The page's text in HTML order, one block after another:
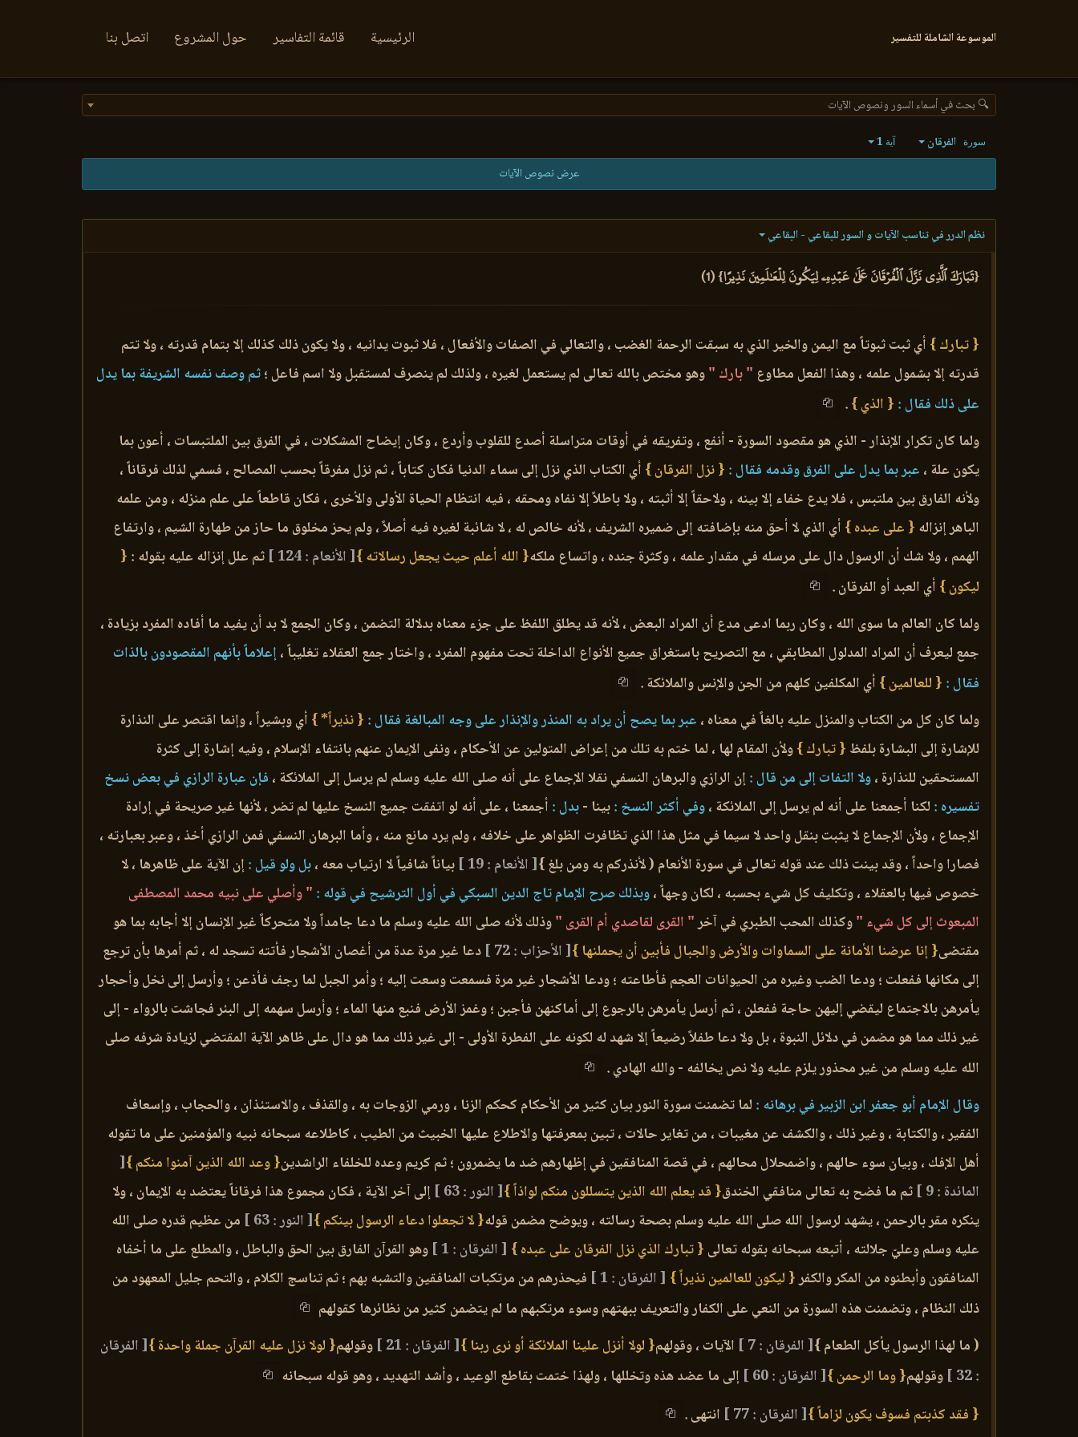
الموسوعة الشاملة للتفسير الرئيسية قائمة التفاسير حول المشروع اتصل بنا
🔍 بحث في أسماء السور ونصوص الآيات
سورة الفرقان آية 1
عرض نصوص الآيات
نظم الدرر في تناسب الآيات و السور للبقاعي - البقاعي
{تَبَارَكَ ٱلَّذِي نَزَّلَ ٱلۡفُرۡقَانَ عَلَىٰ عَبۡدِهِۦ لِيَكُونَ لِلۡعَٰلَمِينَ نَذِيرًا} (1)
{ تبارك } أي ثبت ثبوتاً مع اليمن والخير الذي به سبقت الرحمة الغضب ، والتعالي في الصفات والأفعال ، فلا ثبوت يدانيه ، ولا يكون ذلك كذلك إلا بتمام قدرته ، ولا تتم
قدرته إلا بشمول علمه ، وهذا الفعل مطاوع " بارك "وهو مختص بالله تعالى لم يستعمل لغيره ، ولذلك لم ينصرف لمستقبل ولا اسم فاعل ؛ثم وصف نفسه الشريفة بما يدل
على ذلك فقال : { الذي }.
ولما كان تكرار الإنذار - الذي هو مقصود السورة - أنفع ، وتفريقه في أوقات متراسلة أصدع للقلوب وأردع ، وكان إيضاح المشكلات ، في الفرق بين الملتبسات ، أعون بما
يكون علة ، عبر بما يدل على الفرق وقدمه فقال : { نزل الفرقان } أي الكتاب الذي نزل إلى سماء الدنيا فكان كتاباً ، ثم نزل مفرقاً بحسب المصالح ، فسمي لذلك فرقاناً ،
ولأنه الفارق بين ملتبس ، فلا يدع خفاء إلا بينه ، ولاحقاً إلا أثبته ، ولا باطلاً إلا نفاه ومحقه ، فيه انتظام الحياة الأولى والأخرى ، فكان قاطعاً على علم منزله ، ومن علمه
الباهر إنزاله { على عبده } أي الذي لا أحق منه بإضافته إلى ضميره الشريف ، لأنه خالص له ، لا شائبة لغيره فيه أصلاً ، ولم يحز مخلوق ما حاز من طهارة الشيم ، وارتفاع
الهمم ، ولا شك أن الرسول دال على مرسله في مقدار علمه ، وكثرة جنده ، واتساع ملكه{ الله أعلم حيث يجعل رسالاته }[ الأنعام : 124 ] ثم علل إنزاله عليه بقوله : {
ليكون } أي العبد أو الفرقان .
ولما كان العالم ما سوى الله ، وكان ربما ادعى مدع أن المراد البعض ، لأنه قد يطلق اللفظ على جزء معناه بدلالة التضمن ، وكان الجمع لا بد أن يفيد ما أفاده المفرد بزيادة ،
جمع ليعرف أن المراد المدلول المطابقي ، مع التصريح باستغراق جميع الأنواع الداخلة تحت مفهوم المفرد ، واختار جمع العقلاء تغليباً ،إعلاماً بأنهم المقصودون بالذات
فقال : { للعالمين } أي المكلفين كلهم من الجن والإنس والملائكة .
ولما كان كل من الكتاب والمنزل عليه بالغاً في معناه ، عبر بما يصح أن يراد به المنذر والإنذار على وجه المبالغة فقال : { نذيراً* } أي وبشيراً ، وإنما اقتصر على النذارة
للإشارة إلى البشارة بلفظ{ تبارك }ولأن المقام لها ، لما ختم به تلك من إعراض المتولين عن الأحكام ، ونفى الإيمان عنهم بانتفاء الإسلام ، وفيه إشارة إلى كثرة
المستحقين للنذارة ،ولا التفات إلى من قال :إن الرازي والبرهان النسفي نقلا الإجماع على أنه صلى الله عليه وسلم لم يرسل إلى الملائكة ، فإن عبارة الرازي في بعض نسخ
تفسيره : لكنا أجمعنا على أنه لم يرسل إلى الملائكة ،وفي أكثر النسخ :بينا -بدل : أجمعنا ، على أنه لو اتفقت جميع النسخ عليها لم تضر ، لأنها غير صريحة في إرادة
الإجماع ، ولأن الإجماع لا يثبت بنقل واحد لا سيما في مثل هذا الذي تظافرت الظواهر على خلافه ، ولم يرد مانع منه ، وأما البرهان النسفي فمن الرازي أخذ ، وعبر بعبارته ،
فصارا واحداً ، وقد بينت ذلك عند قوله تعالى في سورة الأنعام ( لأنذركم به ومن بلغ }[ الأنعام : 19 ] بياناً شافياً لا ارتياب معه ،بل ولو قيل :إن الآية على ظاهرها ، لا
خصوص فيها بالعقلاء ، وتكليف كل شيء بحسبه ، لكان وجهاً ،وبذلك صرح الإمام تاج الدين السبكي في أول الترشيح في قوله : " وأصلي على نبيه محمد المصطفى
المبعوث إلى كل شيء "وكذلك المحب الطبري في آخر" القرى لقاصدي أم القرى "وذلك لأنه صلى الله عليه وسلم ما دعا جامداً ولا متحركاً غير الإنسان إلا أجابه بما هو
مقتضى{ إنا عرضنا الأمانة على السماوات والأرض والجبال فأبين أن يحملنها }[ الأحزاب : 72 ]
دعا غير مرة عدة من أغصان الأشجار فأتته تسجد له ، ثم أمرها بأن ترجع
إلى مكانها ففعلت ؛ ودعا الضب وغيره من الحيوانات العجم فأطاعته ؛ ودعا الأشجار غير مرة فسمعت وسعت إليه ؛ وأمر الجبل لما رجف فأذعن ؛ وأرسل إلى نخل وأحجار
يأمرهن بالاجتماع ليقضي إليهن حاجة ففعلن ، ثم أرسل يأمرهن بالرجوع إلى أماكنهن فأجبن ؛ وغمز الأرض فنبع منها الماء ؛ وأرسل سهمه إلى البئر فجاشت بالرواء - إلى
غير ذلك مما هو مضمن في دلائل النبوة ، بل ولا دعا طفلاً رضيعاً إلا شهد له لكونه على الفطرة الأولى - إلى غير ذلك مما هو دال على ظاهر الآية المقتضي لزيادة شرفه صلى
الله عليه وسلم من غير محذور يلزم عليه ولا نص يخالفه - والله الهادي .
وقال الإمام أبو جعفر ابن الزبير في برهانه : لما تضمنت سورة النور بيان كثير من الأحكام كحكم الزنا ، ورمي الزوجات به ، والقذف ، والاستئذان ، والحجاب ، وإسعاف
الفقير ، والكتابة ، وغير ذلك ، والكشف عن مغيبات ، من تغاير حالات ، تبين بمعرفتها والاطلاع عليها الخبيث من الطيب ، كاطلاعه سبحانه نبيه والمؤمنين على ما تقوله
أهل الإفك ، وبيان سوء حالهم ، واضمحلال محالهم ، في قصة المنافقين في إظهارهم ضد ما يضمرون ؛ ثم كريم وعده للخلفاء الراشدين{ وعد الله الذين آمنوا منكم }[
المائدة : 9 ]
ثم ما فضح به تعالى منافقي الخندق{ قد يعلم الله الذين يتسللون منكم لواذاً }[ النور : 63 ]
إلى آخر الآية ، فكان مجموع هذا فرقاناً يعتضد به الإيمان ، ولا
ينكره مقر بالرحمن ، يشهد لرسول الله صلى الله عليه وسلم بصحة رسالته ، ويوضح مضمن قوله{ لا تجعلوا دعاء الرسول بينكم }[ النور : 63 ]
من عظيم قدره صلى الله
عليه وسلم وعليّ جلالته ، أتبعه سبحانه بقوله تعالى { تبارك الذي نزل الفرقان على عبده } [ الفرقان : 1 ]
وهو القرآن الفارق بين الحق والباطل ، والمطلع على ما أخفاه
المنافقون وأبطنوه من المكر والكفر{ ليكون للعالمين نذيراً } [ الفرقان : 1 ]
فيحذرهم من مرتكبات المنافقين والتشبه بهم ؛ ثم تناسج الكلام ، والتحم جليل المعهود من
ذلك النظام ، وتضمنت هذه السورة من النعي على الكفار والتعريف ببهتهم وسوء مرتكبهم ما لم يتضمن كثير من نظائرها كقولهم
( ما لهذا الرسول يأكل الطعام }[ الفرقان : 7 ] الآيات ، وقولهم{ لولا أنزل علينا الملائكة أو نرى ربنا }[ الفرقان : 21 ] وقولهم{ لولا نزل عليه القرآن جملة واحدة }[ الفرقان
: 32 ]
وقولهم{ وما الرحمن }[ الفرقان : 60 ]
إلى ما عضد هذه وتخللها ، ولهذا ختمت بقاطع الوعيد ، وأشد التهديد ، وهو قوله سبحانه
{ فقد كذبتم فسوف يكون لزاماً }[ الفرقان : 77 ] انتهى .